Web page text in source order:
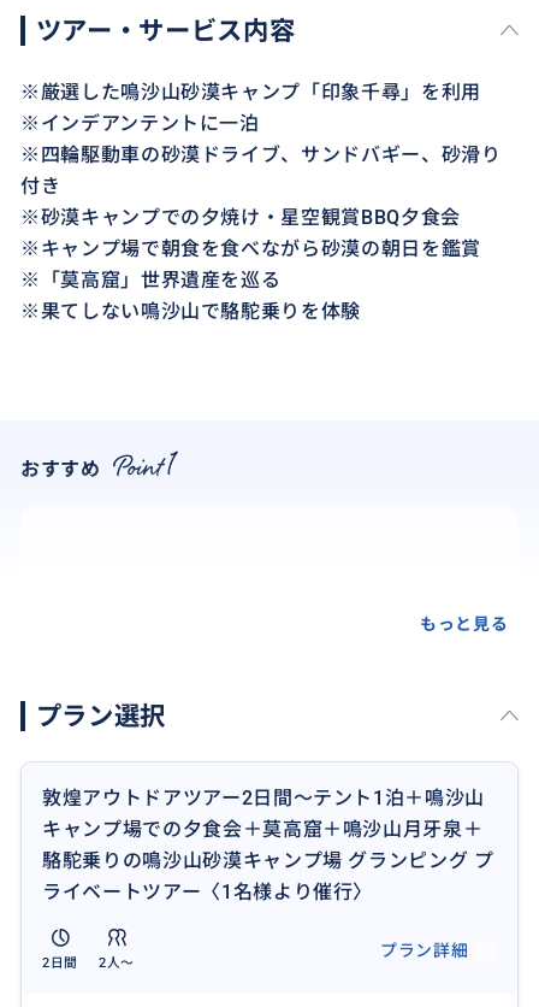
ツアー・サービス内容
※厳選した鳴沙山砂漠キャンプ「印象千尋」を利用
※インデアンテントに一泊
※四輪駆動車の砂漠ドライブ、サンドバギー、砂滑り
付き
※砂漠キャンプでの夕焼け・星空観賞BBQ夕食会
※キャンプ場で朝食を食べながら砂漠の朝日を鑑賞
※「莫高窟」世界遺産を巡る
※果てしない鳴沙山で駱駝乗りを体験
おすすめ
厳選した鳴沙山麓にあるキャンプ場「印象千尋」。水
洗トイレもシャワーもある。四輪駆動車の砂漠ドライ
もっと見る
プラン選択
敦煌アウトドアツアー2日間～テント1泊＋鳴沙山
キャンプ場での夕食会＋莫高窟＋鳴沙山月牙泉＋
駱駝乗りの鳴沙山砂漠キャンプ場 グランピング プ
ライベートツアー〈1名様より催行〉
2日間 2人〜
プラン詳細